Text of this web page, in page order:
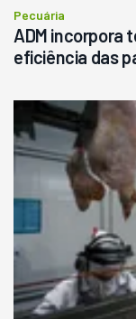
Pecuária
ADM incorpora
eficiência das